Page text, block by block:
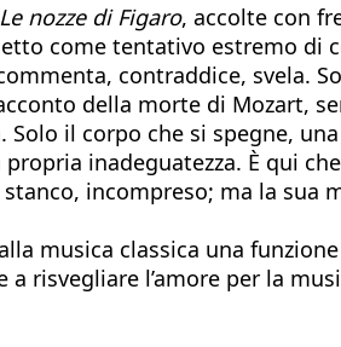
Le nozze di Figaro, accolte con
come tentativo estremo di
contraddice, svela.
della morte di Mozart,
il corpo che si spegne,
inadeguatezza. È qui
incompreso; ma la sua
musica classica una
risvegliare l’amore per la